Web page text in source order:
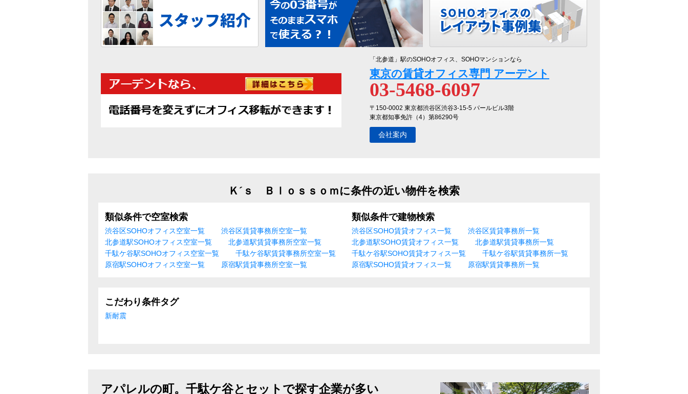
「北参道」駅のSOHOオフィス、SOHOマンションなら
東京の賃貸オフィス専門 アーデント
03-5468-6097
〒150-0002 東京都渋谷区渋谷3-15-5 パールビル3階
東京都知事免許（4）第86290号
会社案内
Ｋ´ｓ Ｂｌｏｓｓｏｍに条件の近い物件を検索
類似条件で空室検索
渋谷区SOHOオフィス空室一覧
渋谷区賃貸事務所空室一覧
北参道駅SOHOオフィス空室一覧
北参道駅賃貸事務所空室一覧
千駄ケ谷駅SOHOオフィス空室一覧
千駄ケ谷駅賃貸事務所空室一覧
原宿駅SOHOオフィス空室一覧
原宿駅賃貸事務所空室一覧
類似条件で建物検索
渋谷区SOHO賃貸オフィス一覧
渋谷区賃貸事務所一覧
北参道駅SOHO賃貸オフィス一覧
北参道駅賃貸事務所一覧
千駄ケ谷駅SOHO賃貸オフィス一覧
千駄ケ谷駅賃貸事務所一覧
原宿駅SOHO賃貸オフィス一覧
原宿駅賃貸事務所一覧
こだわり条件タグ
新耐震
アパレルの町。千駄ケ谷とセットで探す企業が多い